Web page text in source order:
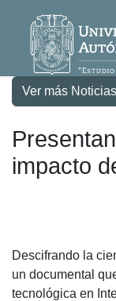
Ver más Noticias
impacto
Descifrando la
un documental
tecnológica en